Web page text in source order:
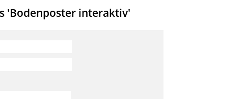
'Bodenposter interaktiv'